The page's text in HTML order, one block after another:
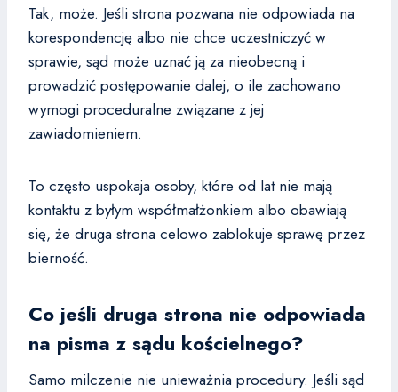
Tak, może. Jeśli strona pozwana nie odpowiada na
korespondencję albo nie chce uczestniczyć w
sprawie, sąd może uznać ją za nieobecną i
prowadzić postępowanie dalej, o ile zachowano
wymogi proceduralne związane z jej
zawiadomieniem.
To często uspokaja osoby, które od lat nie mają
kontaktu z byłym współmałżonkiem albo obawiają
się, że druga strona celowo zablokuje sprawę przez
bierność.
Co jeśli druga strona nie odpowiada
na pisma z sądu kościelnego?
Samo milczenie nie unieważnia procedury. Jeśli sąd